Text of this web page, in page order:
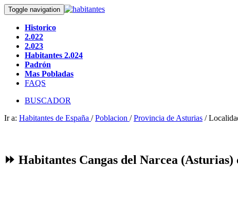
Toggle navigation
Historico
2.022
2.023
Habitantes 2.024
Padrón
Mas Pobladas
FAQS
BUSCADOR
Ir a: Habitantes de España /Poblacion /Provincia de Asturias /
⏩ Habitantes Cangas del Narcea